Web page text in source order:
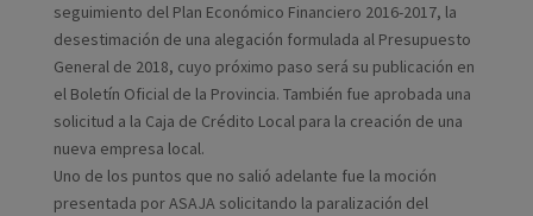
seguimiento del Plan Económico Financiero 2016-2017, la
desestimación de una alegación formulada al Presupuesto
General de 2018, cuyo próximo paso será su publicación en
el Boletín Oficial de la Provincia. También fue aprobada una
solicitud a la Caja de Crédito Local para la creación de una
nueva empresa local.
Uno de los puntos que no salió adelante fue la moción
presentada por ASAJA solicitando la paralización del